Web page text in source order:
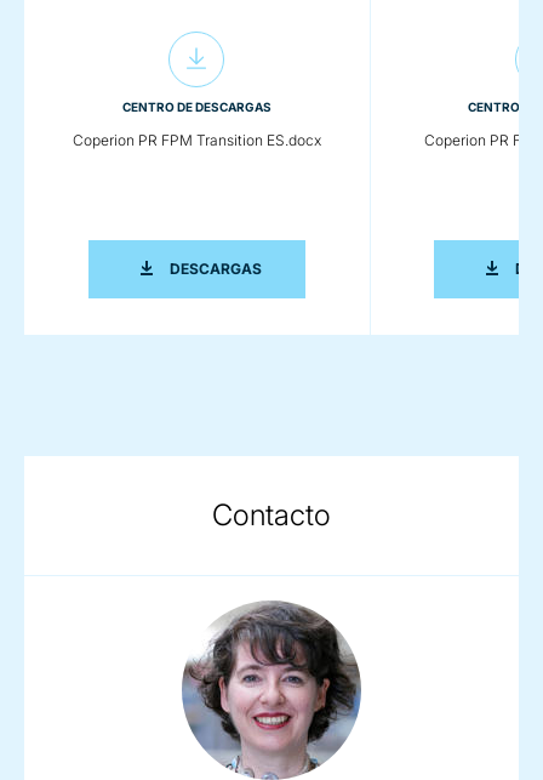
CENTRO DE DESCARGAS
Coperion PR FPM Transition ES.docx
DESCARGASCOPERION PR FPM TRANSITION
CENTRO DE
Coperion PR
Contacto